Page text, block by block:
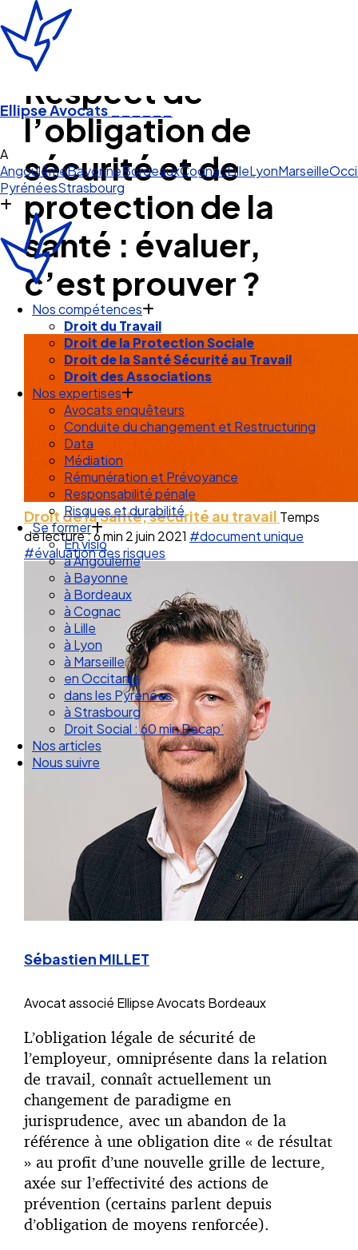
Ellipse Avocats______
Angoulême
AngoulêmeBayonneBordeauxCognacLilleLyonMarseille
PyrénéesStrasbourg
Nos compétences
Droit du Travail
Droit de la Protection Sociale
Droit de la Santé Sécurité au Travail
Droit des Associations
Nos expertises
Avocats enquêteurs
Conduite du changement et Restructuring
Data
Médiation
Rémunération et Prévoyance
Responsabilité pénale
Risques et durabilité
Se former
En visio
à Angouleme
à Bayonne
à Bordeaux
à Cognac
à Lille
à Lyon
à Marseille
en Occitanie
dans les Pyrénées
à Strasbourg
Droit Social : 60 min Recap’
Nos articles
Nous suivre
Respect de
l’obligation de
sécurité et de
protection de la
santé : évaluer,
c’est prouver ?
Droit de la Santé, sécurité au travail Temps
de lecture : 6 min 2 juin 2021 #document unique
#évaluation des risques
Sébastien MILLET
Avocat associé Ellipse Avocats Bordeaux
L’obligation légale de sécurité de
l’employeur, omniprésente dans la relation
de travail, connaît actuellement un
changement de paradigme en
jurisprudence, avec un abandon de la
référence à une obligation dite « de résultat
» au profit d’une nouvelle grille de lecture,
axée sur l’effectivité des actions de
prévention (certains parlent depuis
d’obligation de moyens renforcée).